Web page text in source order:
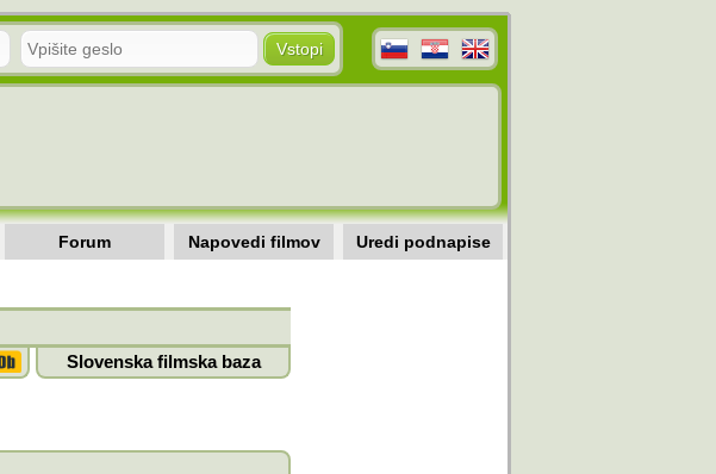
Forum Napovedi filmov Uredi podnapise
Slovenska filmska baza